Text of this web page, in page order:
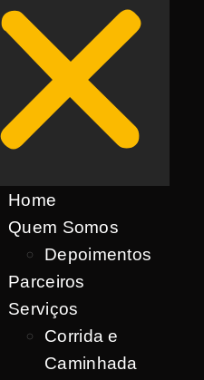
Home
Quem Somos
Depoimentos
Parceiros
Serviços
Corrida e
Caminhada